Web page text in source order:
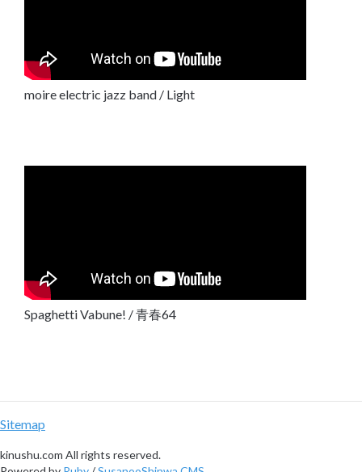
moire electric jazz band / Light
Spaghetti Vabune! / 青春64
Sitemap
kinushu.com All rights reserved.